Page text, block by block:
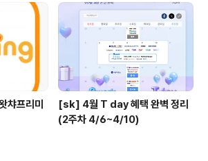
[sk] 4월 T day 혜택 완벽 정리
(2주차 4/6~4/10)